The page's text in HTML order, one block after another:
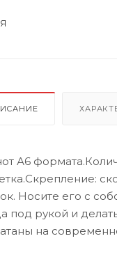
А6
Носите его с
под рукой и
на